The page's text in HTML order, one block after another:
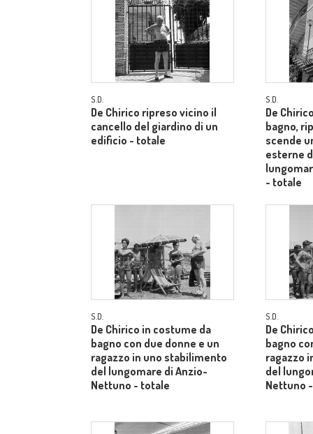
S.D.
De Chirico ripreso vicino il
cancello del giardino di un
edificio - totale
S.D.
De
bagno,
scende
esterne
- totale
S.D.
De Chirico in costume da
bagno con due donne e un
ragazzo in uno stabilimento
del lungomare di Anzio-
Nettuno - totale
S.D.
De
bagno
ragazzo
del
Nettuno